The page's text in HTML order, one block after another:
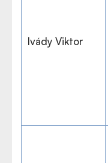
Ivády Viktor